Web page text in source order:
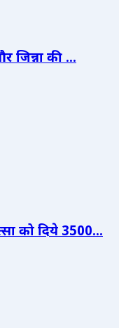
जिन्ना की ...
को दिये 3500...